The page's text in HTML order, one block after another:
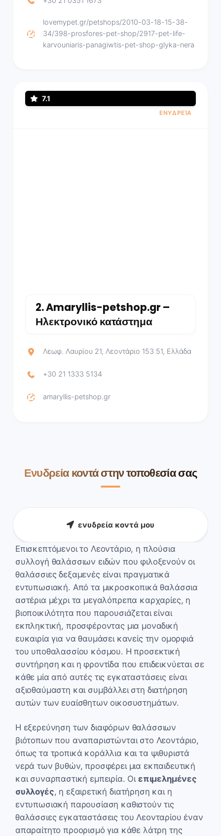
lovemypet.gr/petshops/2010-03-18-15-38-
34/398-prosfores-pet-shop/2917-pet-life-
karvouniaris-panagiwtis-pet-shop-glyka-nera
7.1
ΕΝΥΔΡΕΊΑ
2.Amaryllis-petshop.gr –
Ηλεκτρονικό κατάστημα
Λεωφ. Λαυρίου 21, Λεοντάριο 153 51, Ελλάδα
+30 21 1333 5134
amaryllis-petshop.gr
Ενυδρεία κοντά στην τοποθεσία σας
ενυδρεία κοντά μου
Επισκεπτόμενοι το Λεοντάριο, η πλούσια
συλλογή θαλάσσιων ειδών που φιλοξενούν οι
θαλάσσιες δεξαμενές είναι πραγματικά
εντυπωσιακή. Από τα μικροσκοπικά θαλάσσια
αστέρια μέχρι τα μεγαλόπρεπα καρχαρίες, η
βιοποικιλότητα που παρουσιάζεται είναι
εκπληκτική, προσφέροντας μια μοναδική
ευκαιρία για να θαυμάσει κανείς την ομορφιά
του υποθαλασσίου κόσμου. Η προσεκτική
συντήρηση και η φροντίδα που επιδεικνύεται σε
κάθε μία από αυτές τις εγκαταστάσεις είναι
αξιοθαύμαστη και συμβάλλει στη διατήρηση
αυτών των ευαίσθητων οικοσυστημάτων.
Η εξερεύνηση των διαφόρων θαλάσσιων
βιότοπων που αναπαριστώνται στο Λεοντάριο,
όπως τα τροπικά κοράλλια και τα ψιθυριστά
νερά των βυθών, προσφέρει μια εκπαιδευτική
και συναρπαστική εμπειρία. Οι επιμελημένες
συλλογές, η εξαιρετική διατήρηση και η
εντυπωσιακή παρουσίαση καθιστούν τις
θαλάσσιες εγκαταστάσεις του Λεονταρίου έναν
απαραίτητο προορισμό για κάθε λάτρη της